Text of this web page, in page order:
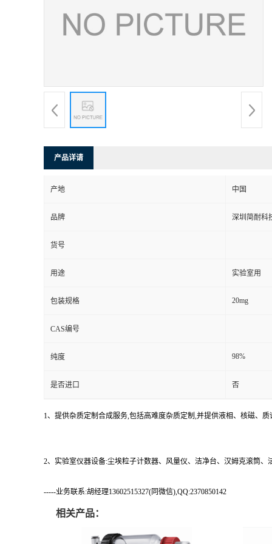
产品详请
产地 中国
品牌 深圳简耐科
货号
用途 实验室用
包装规格 20mg
CAS编号
纯度 98%
是否进口 否
1、提供杂质定制合成服务,包括高难度杂质定制,并提供液相、核磁、质
2、实验室仪器设备:尘埃粒子计数器、风量仪、洁净台、汉姆克滚筒
-----业务联系:胡经理13602515327(同微信),QQ:2370850142
相关产品：